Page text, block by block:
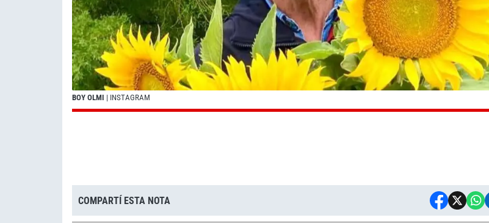
BOY OLMI | INSTAGRAM
COMPARTÍ ESTA NOTA